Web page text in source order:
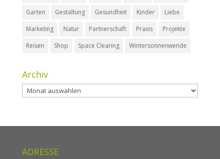
Garten
Gestaltung Gesundheit Kinder
Liebe
Marketing
Natur Partnerschaft Praxis
Projekte
Reisen
Shop Space Clearing Wintersonnenwende
Archiv
Archiv
ADRESSE